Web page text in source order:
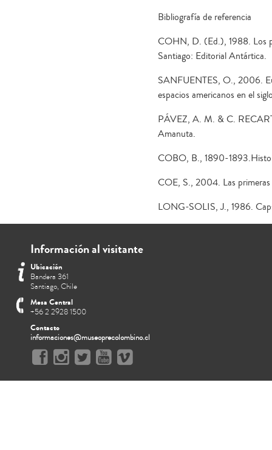
Bibliografía de referencia
COHN, D. (Ed.), 1988. Los
Santiago: Editorial Antártica.
SANFUENTES, O., 2006.
espacios americanos en el
PÁVEZ, A. M. & C.
Amanuta.
COBO, B., 1890-
COE, S., 2004. Las
LONG-SOLIS, J., 1986.
Información al visitante
Ubicación
Bandera 361
Santiago, Chile
Mesa Central
+56 2 2928 1500
Contacto
informaciones@museoprecolombino.cl